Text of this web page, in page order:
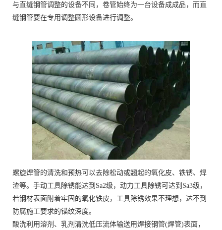
与直缝钢管调整的设备不同，卷管始终为一台设备成成品，而直
缝钢管要在专用调整圆形设备进行调整。
螺旋焊管的清洗和预热可以去除松动或翘起的氧化皮、铁锈、焊
渣等。手动工具除锈能达到Sa2级，动力工具除锈可达到Sa3级，
若钢材表面附着牢固的氧化铁皮，工具除锈效果不理想，达不到
防腐施工要求的锚纹深度。
酸洗利用溶剂、乳剂清洗低压流体输送用焊接钢管(焊管)表面，